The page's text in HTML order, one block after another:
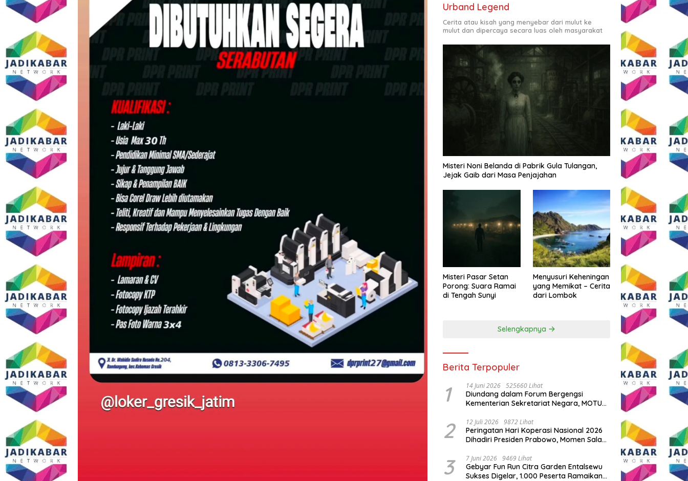
Urband Legend
Cerita atau kisah yang menyebar dari mulut ke
mulut dan dipercaya secara luas oleh masyarakat
Misteri Noni Belanda di Pabrik Gula Tulangan,
Jejak Gaib dari Masa Penjajahan
Misteri Pasar Setan
Porong: Suara Ramai
di Tengah Sunyi
Menyusuri Keheningan
yang Memikat – Cerita
dari Lombok
Selengkapnya
Berita Terpopuler
1 14 Juni 2026 525660 Lihat
Diundang dalam Forum Bergengsi
Kementerian Sekretariat Negara, MOTU
Indonesia
2 12 Juli 2026 9872 Lihat
Peringatan Hari Koperasi Nasional 2026
Dihadiri Presiden Prabowo, Momen Salam
3 7 Juni 2026 9469 Lihat
Gebyar Fun Run Citra Garden Entalsewu
Sukses Digelar, 1.000 Peserta Ramaikan